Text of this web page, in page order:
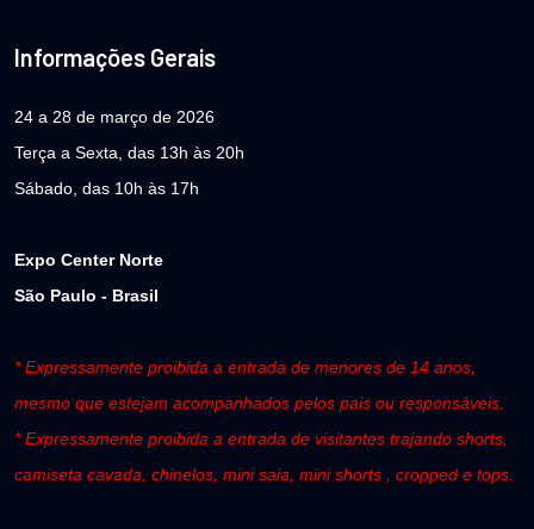
Informações Gerais
24 a 28 de março de 2026
Terça a Sexta, das 13h às 20h
Sábado, das 10h às 17h
Expo Center Norte
São Paulo - Brasil
* Expressamente proibida a entrada de menores de 14 anos,
mesmo que estejam acompanhados pelos pais ou responsáveis.
* Expressamente proibida a entrada de visitantes trajando shorts,
camiseta cavada, chinelos, mini saia, mini shorts , cropped e tops.